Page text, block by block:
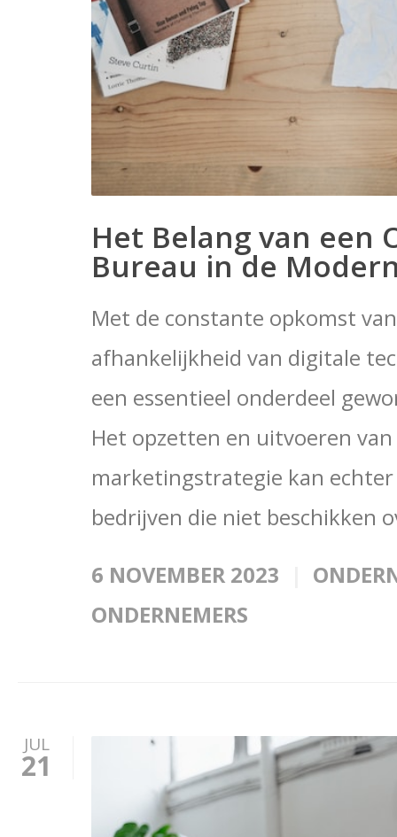
Het Belang van een
Bureau in de
Met de constante opkomst
afhankelijkheid van digitale
een essentieel onderdeel
Het opzetten en uitvoeren
marketingstrategie kan
bedrijven die niet beschikken
6 NOVEMBER 2023
ONDERNEMERS
JUL
21